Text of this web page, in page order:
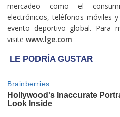
mercadeo como el
electrónicos, teléfonos móviles
evento deportivo global. Para
visite www.lge.com